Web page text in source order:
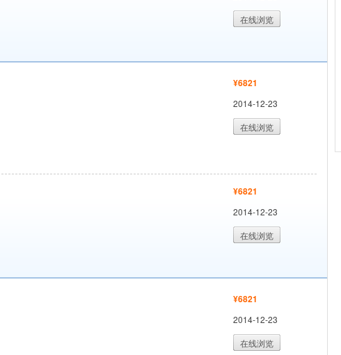
在线浏览
¥6821
2014-12-23
在线浏览
¥6821
2014-12-23
在线浏览
¥6821
2014-12-23
在线浏览